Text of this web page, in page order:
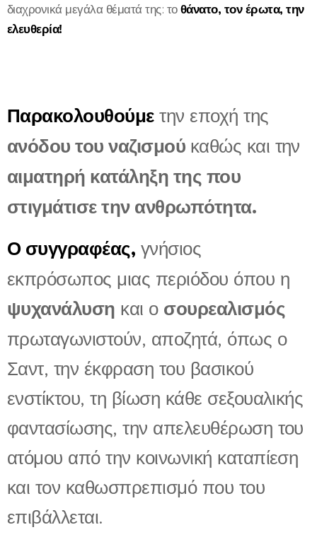
διαχρονικά μεγάλα θέματά της: τοθάνατο, τον έρωτα, την
ελευθερία!
Παρακολουθούμετην εποχή της
ανόδου του ναζισμού καθώς και την
αιματηρή κατάληξη της που
στιγμάτισε την ανθρωπότητα.
Ο συγγραφέας, γνήσιος
εκπρόσωπος μιας περιόδου όπου η
ψυχανάλυση και ο σουρεαλισμός
πρωταγωνιστούν, αποζητά, όπως ο
Σαντ, την έκφραση του βασικού
ενστίκτου, τη βίωση κάθε σεξουαλικής
φαντασίωσης, την απελευθέρωση του
ατόμου από την κοινωνική καταπίεση
και τον καθωσπρεπισμό που του
επιβάλλεται.